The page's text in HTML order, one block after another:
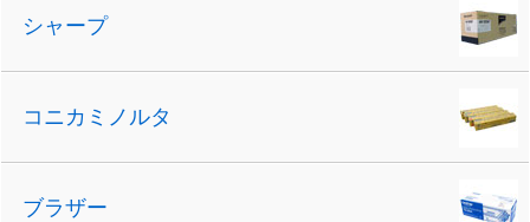
シャープ
コニカミノルタ
ブラザー